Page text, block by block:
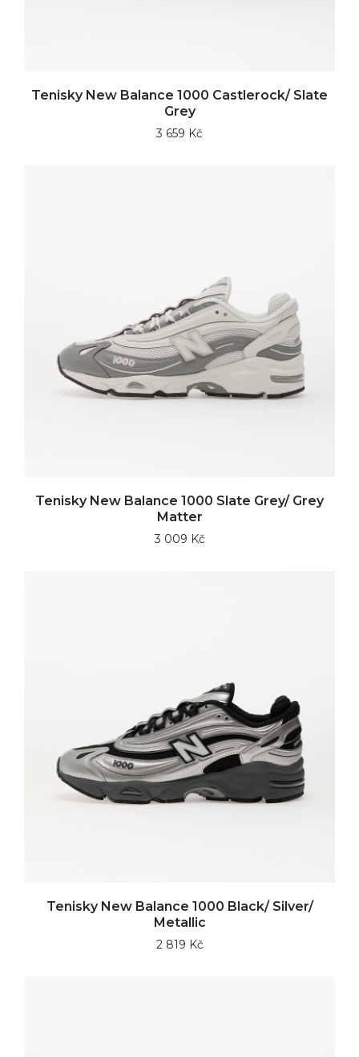
Tenisky New Balance 1000 Castlerock/ Slate
Grey
3 659 Kč
Tenisky New Balance 1000 Slate Grey/ Grey
Matter
3 009 Kč
Tenisky New Balance 1000 Black/ Silver/
Metallic
2 819 Kč